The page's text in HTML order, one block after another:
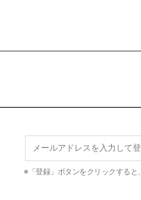
※「登録」ボタンをクリックすると、